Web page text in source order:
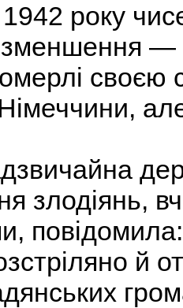
року
—
своєю
злодіянь,
й